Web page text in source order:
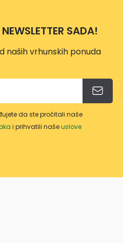
SADA!
naših vrhunskih ponuda
da ste pročitali naše
i prihvatili našeuslove